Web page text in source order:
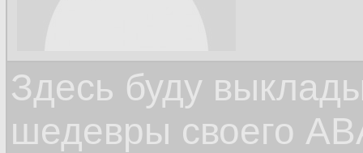
Здесь буду
шедевры своего